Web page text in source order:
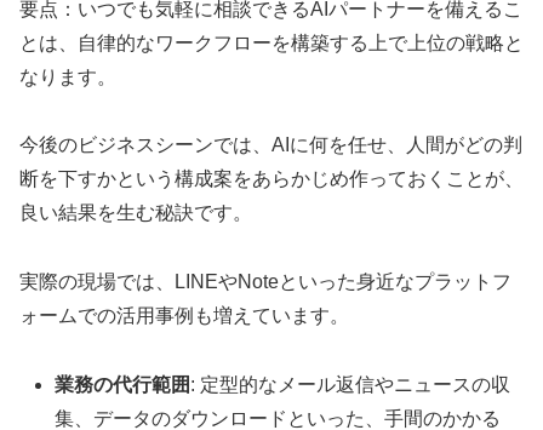
要点：いつでも気軽に相談できるAIパートナーを備えるこ
とは、自律的なワークフローを構築する上で上位の戦略と
なります。
今後のビジネスシーンでは、AIに何を任せ、人間がどの判
断を下すかという構成案をあらかじめ作っておくことが、
良い結果を生む秘訣です。
実際の現場では、LINEやNoteといった身近なプラットフ
ォームでの活用事例も増えています。
業務の代行範囲: 定型的なメール返信やニュースの収
集、データのダウンロードといった、手間のかかる